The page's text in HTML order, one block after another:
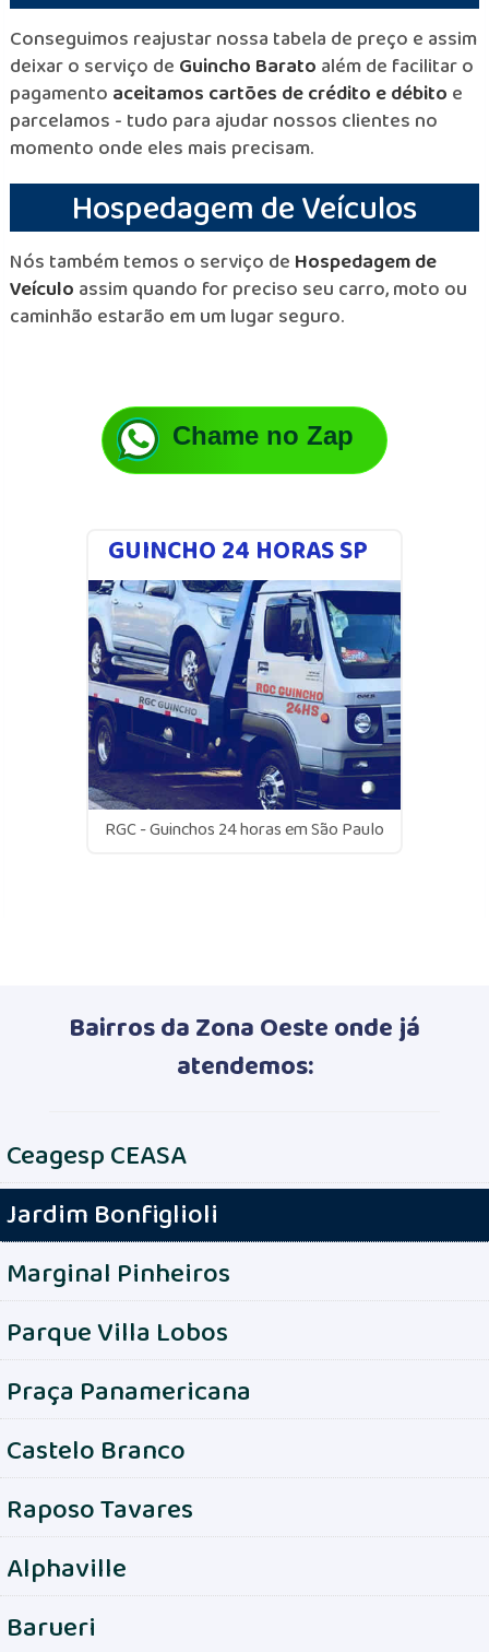
Conseguimos reajustar nossa tabela de preço e assim
deixar o serviço de Guincho Barato além de facilitar o
pagamento aceitamos cartões de crédito e débito e
parcelamos - tudo para ajudar nossos clientes no
momento onde eles mais precisam.
Hospedagem de Veículos
Nós também temos o serviço de Hospedagem de
Veículo assim quando for preciso seu carro, moto ou
caminhão estarão em um lugar seguro.
Chame no Zap
GUINCHO 24 HORAS SP
RGC - Guinchos 24 horas em São Paulo
Bairros da Zona Oeste onde já
atendemos:
Ceagesp CEASA
Jardim Bonfiglioli
Marginal Pinheiros
Parque Villa Lobos
Praça Panamericana
Castelo Branco
Raposo Tavares
Alphaville
Barueri